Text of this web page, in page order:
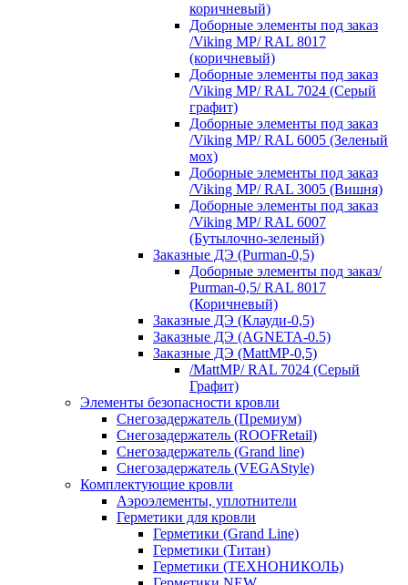
коричневый)
Доборные элементы под заказ
/Viking MP/ RAL 8017
(коричневый)
Доборные элементы под заказ
/Viking MP/ RAL 7024 (Серый
графит)
Доборные элементы под заказ
/Viking MP/ RAL 6005 (Зеленый
мох)
Доборные элементы под заказ
/Viking MP/ RAL 3005 (Вишня)
Доборные элементы под заказ
/Viking MP/ RAL 6007
(Бутылочно-зеленый)
Заказные ДЭ (Purman-0,5)
Доборные элементы под заказ/
Purman-0,5/ RAL 8017
(Коричневый)
Заказные ДЭ (Клауди-0,5)
Заказные ДЭ (AGNETA-0.5)
Заказные ДЭ (MattMP-0,5)
/MattMP/ RAL 7024 (Серый
Графит)
Элементы безопасности кровли
Снегозадержатель (Премиум)
Снегозадержатель (ROOFRetail)
Снегозадержатель (Grand line)
Снегозадержатель (VEGAStyle)
Комплектующие кровли
Аэроэлементы, уплотнители
Герметики для кровли
Герметики (Grand Line)
Герметики (Титан)
Герметики (ТЕХНОНИКОЛЬ)